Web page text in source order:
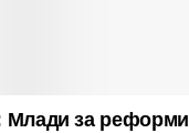
Млади за реформи